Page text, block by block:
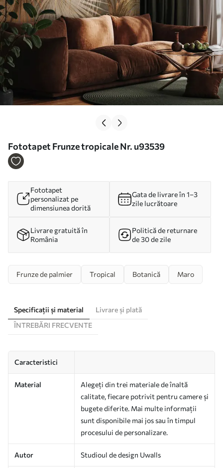
Fototapet Frunze tropicale Nr. u93539
Fototapet
personalizat pe
dimensiunea dorită
Gata de livrare în 1–3
zile lucrătoare
Livrare gratuită în
România
Politică de returnare
de 30 de zile
Frunze de palmier Tropical Botanică Maro
Specificații și material
Livrare și plată
ÎNTREBĂRI FRECVENTE
Caracteristici
Material
Alegeți din trei materiale de înaltă
calitate, fiecare potrivit pentru camere și
bugete diferite. Mai multe informații
sunt disponibile mai jos sau în timpul
procesului de personalizare.
Autor Studioul de design Uwalls